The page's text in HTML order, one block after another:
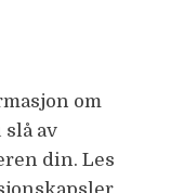
om
av
din. Les